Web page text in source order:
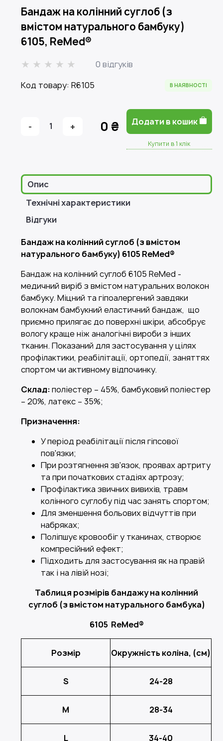
Бандаж на колінний суглоб (з
вмістом натурального бамбуку)
6105, ReMed®
0 відгуків
Код товару: R6105
В НАЯВНОСТІ
- 1 + 0 ₴ Додати в кошик
Купити в 1 клік
Опис
Технічні характеристики
Відгуки
Бандаж на колінний суглоб (з вмістом
натурального бамбуку) 6105 ReMed®
Бандаж на колінний суглоб 6105 ReMed -
медичний виріб з вмістом натуральних волокон
бамбуку. Міцний та гіпоалергений завдяки
волокнам бамбукний еластичний бандаж, що
приємно прилягає до поверхні шкіри, абсобрує
вологу краще ніж аналогічні вироби з інших
тканин. Показаний для застосування у цілях
профілактики, реабілітації, ортопедії, заняттях
спортом чи активному відпочинку.
Склад:поліестер – 45%, бамбуковий поліестер
– 20%, латекс – 35%;
Призначення:
У період реабілітації після гіпсової
пов'язки;
При розтягнення зв'язок, проявах артриту
та при початкових стадіях артрозу;
Профілактика звичних вивихів, травм
колінного суглобу під час занять спортом;
Для зменшення больових відчуттів при
набряках;
Поліпшує кровообіг у тканинах, створює
компресійний ефект;
Підходить для застосування як на правій
так і на лівій нозі;
Таблиця розмірів бандажу на колінний
суглоб (з вмістом натурального бамбука)
6105 ReMed®
Розмір Окружність коліна, (см)
S 24-28
M 28-34
L 34-40